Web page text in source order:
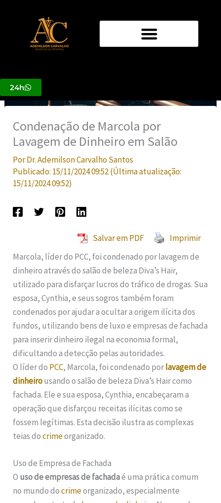
conteúdo
24h
Condenação de Marcola por
Lavagem de Dinheiro em Salão
PorDr. Ademilson Carvalho Santos
Publicado: 15/11/2024 09:52(Última atualização:
15/11/2024 09:52)
Salvar em PDF
Imprimir
Marcola, líder do PCC, foi condenado por lavagem de
dinheiro através do salão de beleza Diva’s Hair,
utilizado para disfarçar lucros do tráfico de drogas. Sua
esposa, Cynthia, e seus sogros também foram
condenados por ajudar a ocultar a origem ilícita dos
fundos, utilizando bens de luxo e empresas de fachada
para inserir dinheiro ilegal na economia formal,
dificultando a detecção pelas autoridades.
O líder do PCC, Marcola, foi condenado porlavagem de
dinheirousando o salão de beleza Diva’s Hair como
fachada. Ele e sua esposa, Cynthia, encabeçaram a
operação que disfarçou receitas ilícitas como se
fossem legítimas. Esta decisão ilustra as complexas
teias docrimeorganizado.
Uso de Empresa de Fachada
O uso de empresas de fachadaé uma prática comum
no mundo docrimeorganizado, especialmente